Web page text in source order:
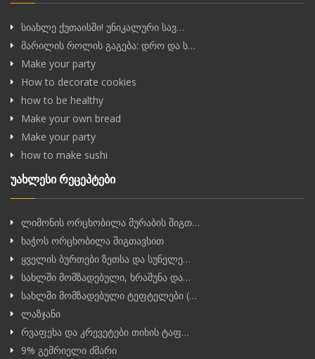
სიახლე ქუთაისში! უნიკალური სავ…
მარილის როლის გაგება: დრო და ს…
Make your party
How to decorate cookies
how to be healthy
Make your own bread
Make your party
how to make sushi
უახლესი რეცეპტები
ლიმონის ორცხობილა მურაბის შიგთ…
ხაჭოს ორცხობილა შიგთავსით
ყველის ბურთები ზეთსა და სუნელე…
სახლში მომზადებული, ხრაშუნა და…
სახლში მომზადებული ტეფტელები (…
ლაზჯანი
რვაფეხა და კრევეტები თიხის ტაფ…
9% გემრიელი ძმარი